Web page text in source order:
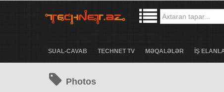
SUAL-CAVAB TECHNET TV MƏQALƏLƏR İŞ
Photos